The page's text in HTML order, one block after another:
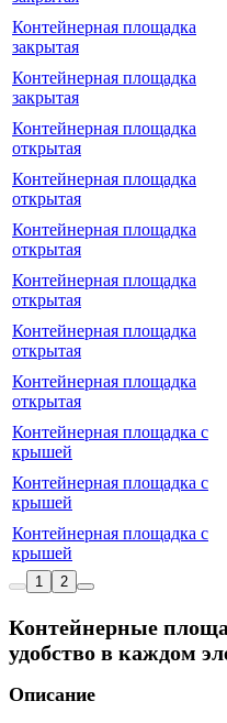
Контейнерная площадка
закрытая
Контейнерная площадка
закрытая
Контейнерная площадка
открытая
Контейнерная площадка
открытая
Контейнерная площадка
открытая
Контейнерная площадка
открытая
Контейнерная площадка
открытая
Контейнерная площадка
открытая
Контейнерная площадка с
крышей
Контейнерная площадка с
крышей
Контейнерная площадка с
крышей
1
2
Контейнерные
удобство в каждом
Описание